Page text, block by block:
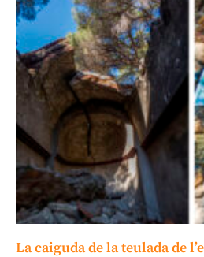
La caiguda de la teulada de